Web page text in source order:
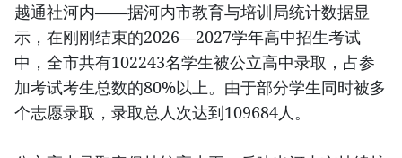
越通社河内——据河内市教育与培训局统计数据显
示，在刚刚结束的2026—2027学年高中招生考试
中，全市共有102243名学生被公立高中录取，占参
加考试考生总数的80%以上。由于部分学生同时被多
个志愿录取，录取总人次达到109684人。